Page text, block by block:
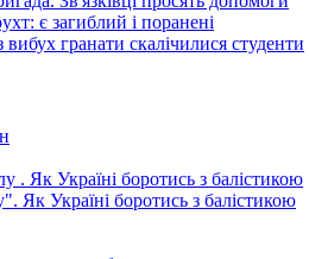
є загиблий і поранені
гранати скалічилися студенти
Як Україні боротись з балістикою